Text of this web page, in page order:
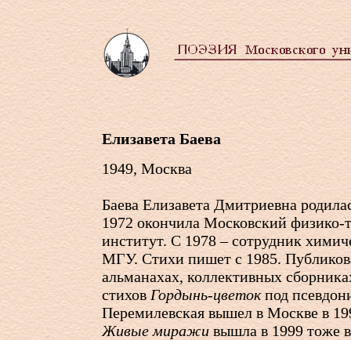
Елизавета Баева
1949, Москва
Баева Елизавета Дмитриевна
1972 окончила Московский физико-
институт. С 1978 – сотрудник
МГУ. Стихи пишет с 1985.
альманахах, коллективных
стихов Гордынь-цветокпод
Перемилевская вышел в Москве в
Живые мираживышла в 1999 тоже